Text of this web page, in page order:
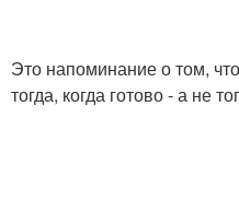
Это напоминание о том,
тогда, когда готово - а не